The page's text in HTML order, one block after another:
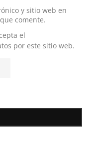
y sitio web en
comente.
el
por este sitio web.